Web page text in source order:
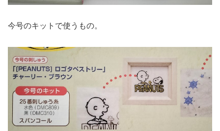
今号のキットで使うもの。